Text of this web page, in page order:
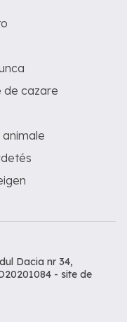
de cazare
Dacia nr 34,
- site de